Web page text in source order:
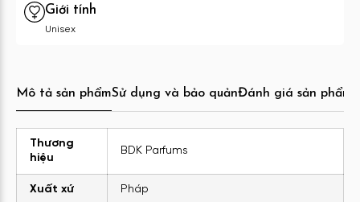
Giới tính
Unisex
Mô tả sản phẩmSử dụng và bảo quảnĐánh giá sản phẩm
Thương
hiệu
BDK Parfums
Xuất xứ Pháp